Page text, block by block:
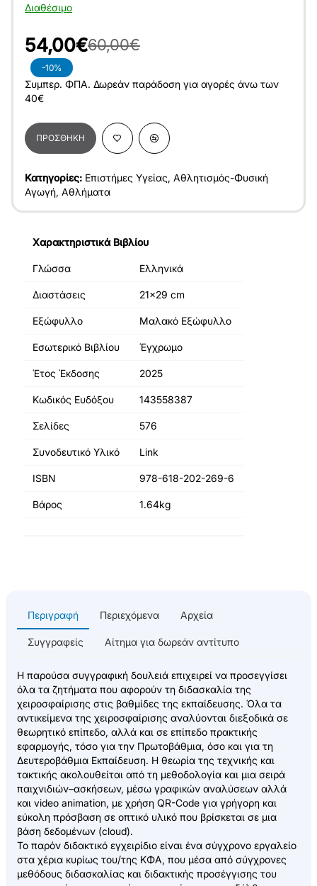
Διαθέσιμο
-10%
54,00€60,00€
Συμπερ. ΦΠΑ. Δωρεάν παράδοση για αγορές άνω των
40€
ΠΡΟΣΘΉΚΗ
Κατηγορίες: Επιστήμες Υγείας, Αθλητισμός-Φυσική
Αγωγή, Αθλήματα
Χαρακτηριστικά Βιβλίου
Γλώσσα Ελληνικά
Διαστάσεις 21x29 cm
Εξώφυλλο Μαλακό Εξώφυλλο
Εσωτερικό Βιβλίου Έγχρωμο
Έτος Έκδοσης 2025
Κωδικός Ευδόξου 143558387
Σελίδες 576
Συνοδευτικό Υλικό Link
ISBN 978-618-202-269-6
Βάρος 1.64kg
Περιγραφή Περιεχόμενα Αρχεία
Συγγραφείς Αίτημα για δωρεάν αντίτυπο
Η παρούσα συγγραφική δουλειά επιχειρεί να προσεγγίσει
όλα τα ζητήματα που αφορούν τη διδασκαλία της
χειροσφαίρισης στις βαθμίδες της εκπαίδευσης. Όλα τα
αντικείμενα της χειροσφαίρισης αναλύονται διεξοδικά σε
θεωρητικό επίπεδο, αλλά και σε επίπεδο πρακτικής
εφαρμογής, τόσο για την Πρωτοβάθμια, όσο και για τη
Δευτεροβάθμια Εκπαίδευση. Η θεωρία της τεχνικής και
τακτικής ακολουθείται από τη μεθοδολογία και μια σειρά
παιχνιδιών–ασκήσεων, μέσω γραφικών αναλύσεων αλλά
και video animation, με χρήση QR-Code για γρήγορη και
εύκολη πρόσβαση σε οπτικό υλικό που βρίσκεται σε μια
βάση δεδομένων (cloud).
Το παρόν διδακτικό εγχειρίδιο είναι ένα σύγχρονο εργαλείο
στα χέρια κυρίως του/της ΚΦΑ, που μέσα από σύγχρονες
μεθόδους διδασκαλίας και διδακτικής προσέγγισης του